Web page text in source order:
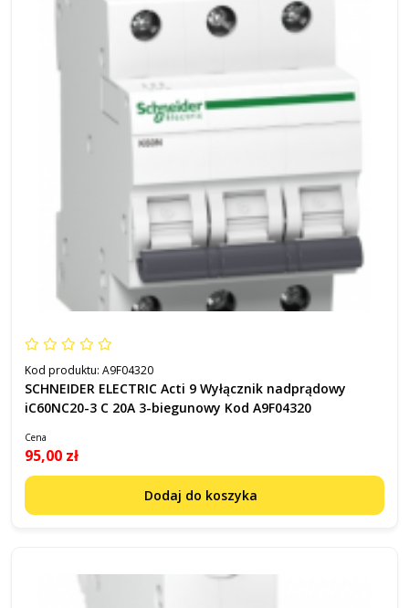
Kod produktu: A9F04320
SCHNEIDER ELECTRIC Acti 9 Wyłącznik nadprądowy
iC60NC20-3 C 20A 3-biegunowy Kod A9F04320
Cena
95,00 zł
Dodaj do koszyka